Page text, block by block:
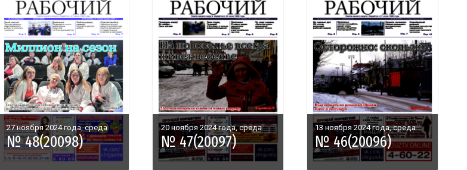
27 ноября 2024 года, среда
№ 48(20098)
20 ноября 2024 года, среда
№ 47(20097)
13 ноября 2024 года, среда
№ 46(20096)